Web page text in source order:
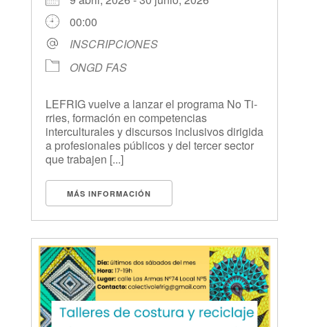
00:00
INSCRIPCIONES
ONGD FAS
LEFRIG vuelve a lanzar el programa No Ti-
rries, formación en competencias
interculturales y discursos inclusivos dirigida
a profesionales públicos y del tercer sector
que trabajen [...]
MÁS INFORMACIÓN